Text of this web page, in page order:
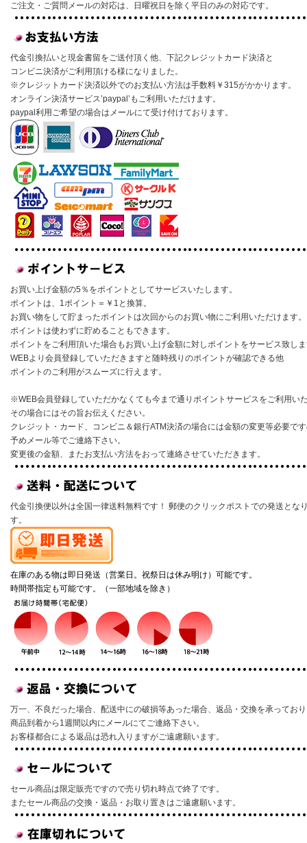
ご注文・ご質問メールの対応は、日曜祝日を除く平日のみの対応です。
代金引換払いと現金書留をご送付頂く他、下記クレジットカード決済と
コンビニ決済がご利用頂ける様になりました。
※クレジットカード決済以外でのお支払い方法は手数料￥315がかかります。
オンライン決済サービス’paypal’もご利用いただけます。
paypal利用ご希望の場合はメールにて受け付けております。
お買い上げ金額の5％をポイントとしてサービスいたします。
ポイントは、1ポイント＝￥1と換算。
お買い物をして貯まったポイントは次回からのお買い物にご利用いただけます。
ポイントは使わずに貯めることもできます。
ポイントをご利用頂いた場合もお買い上げ金額に対しポイントをサービス致し
WEBより会員登録していただきますと随時残りのポイントが確認できる他
ポイントのご利用がスムーズに行えます。
※WEB会員登録していただかなくても今まで通りポイントサービスをご利用い
その場合にはその旨お伝えください。
クレジット・カード、コンビニ＆銀行ATM決済の場合には金額の変更等必要で
予めメール等でご連絡下さい。
変更後の金額、またお支払い方法をおって連絡させていただきます。
代金引換便以外は全国一律送料無料です！ 郵便のクリックポストでの発送とな
す。
在庫のある物は即日発送（営業日。祝祭日は休み明け）可能です。
時間帯指定も可能です。（一部地域を除き）
万一、不良だった場合、配送中にの破損等あった場合、返品・交換を承ってお
商品到着から1週間以内にメールにてご連絡下さい。
お客様都合による返品は恐れ入りますがご遠慮願います。
セール商品は限定販売ですので売り切れ時点で終了です。
またセール商品の交換・返品・お取り置きはご遠慮願います。